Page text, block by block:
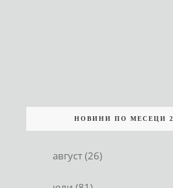
НОВИНИ ПО МЕСЕЦИ
август (26)